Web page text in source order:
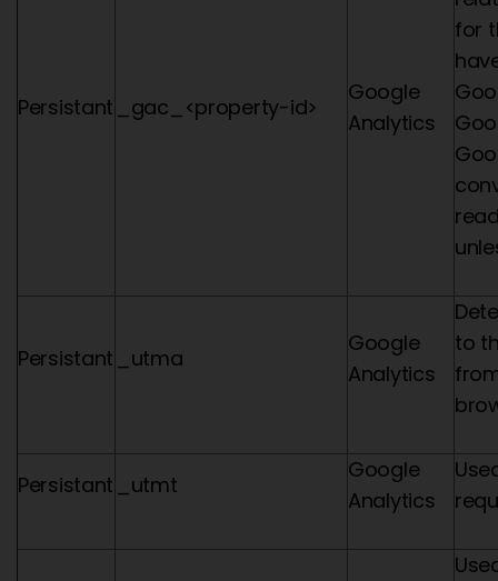
Persistant _gac_<property-id>
Google
Analytics
for
Persistant _utma
Google
Analytics
to
Persistant _utmt
Google
Analytics